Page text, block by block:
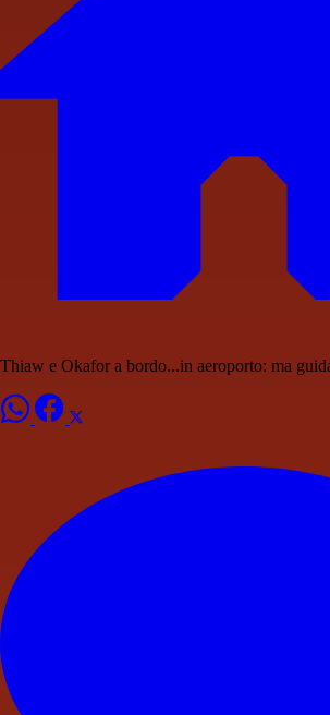
Thiaw e Okafor a bordo...in aeroporto: ma